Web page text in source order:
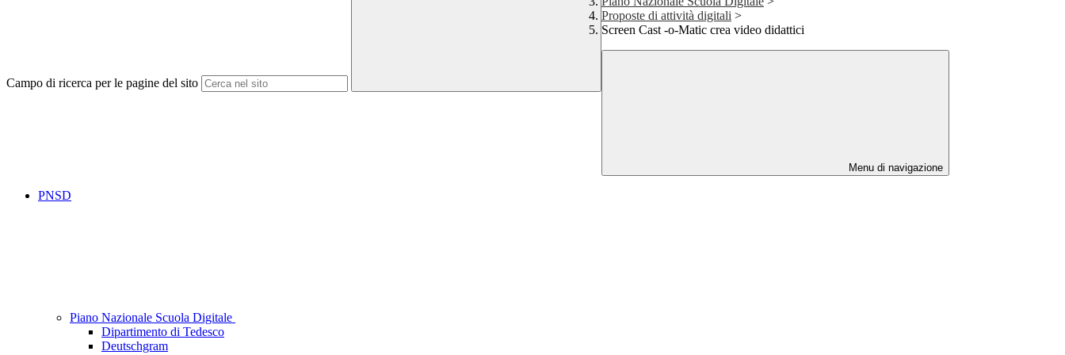
Campo di ricerca per le pagine del sito
Proposte di attività digitali >
Screen Cast -o-Matic crea video didattici
Menu di navigazione
PNSD
Piano Nazionale Scuola Digitale
Dipartimento di Tedesco
Deutschgram